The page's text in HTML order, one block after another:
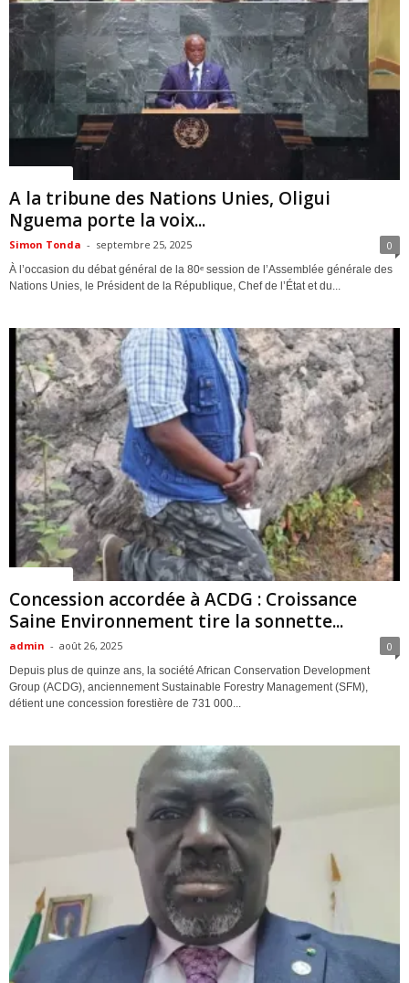
A la tribune des Nations Unies, Oligui
Nguema porte la voix...
Simon Tonda - septembre 25, 2025 0
À l’occasion du débat général de la 80ᵉ session de l’Assemblée générale des
Nations Unies, le Président de la République, Chef de l’État et du...
Concession accordée à ACDG : Croissance
Saine Environnement tire la sonnette...
admin - août 26, 2025 0
Depuis plus de quinze ans, la société African Conservation Development
Group (ACDG), anciennement Sustainable Forestry Management (SFM),
détient une concession forestière de 731 000...